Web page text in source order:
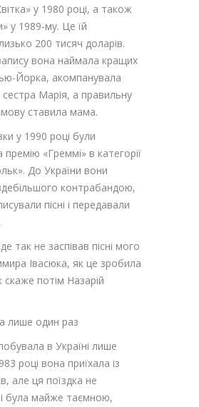
у 1980 році, а також
у 1989-му. Це їй
200 тисяч доларів.
вона наймала кращих
Йорка, акомпанувала
сестра Марія, а правильну
ставила мама.
у 1990 році були
премію «Греммі» в категорії
До України вони
контрабандою,
пісні і передавали
так не заспівав пісні мого
Івасюка, як це зробила
скаже потім Назарій
лише один раз
в Україні лише
році вона приїхала із
але ця поїздка не
була майже таємною,